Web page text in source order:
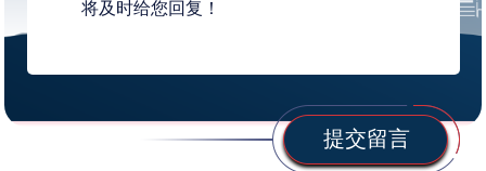
提交留言